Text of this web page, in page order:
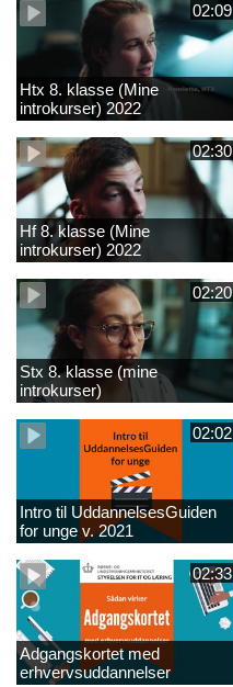
02:09
Htx 8. klasse (Mine
introkurser) 2022
02:30
Hf 8. klasse (Mine
introkurser) 2022
02:20
Stx 8. klasse (mine
introkurser)
02:02
Intro til UddannelsesGuiden
for unge v. 2021
02:33
Adgangskortet med
erhvervsuddannelser